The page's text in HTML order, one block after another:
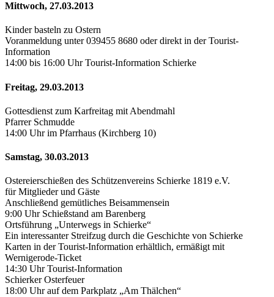
Mittwoch, 27.03.2013
Kinder basteln zu Ostern
Voranmeldung unter 039455 8680 oder direkt in der Tourist-
Information
14:00 bis 16:00 Uhr Tourist-Information Schierke
Freitag, 29.03.2013
Gottesdienst zum Karfreitag mit Abendmahl
Pfarrer Schmudde
14:00 Uhr im Pfarrhaus (Kirchberg 10)
Samstag, 30.03.2013
Ostereierschießen des Schützenvereins Schierke 1819 e.V.
für Mitglieder und Gäste
Anschließend gemütliches Beisammensein
9:00 Uhr Schießstand am Barenberg
Ortsführung „Unterwegs in Schierke“
Ein interessanter Streifzug durch die Geschichte von Schierke
Karten in der Tourist-Information erhältlich, ermäßigt mit
Wernigerode-Ticket
14:30 Uhr Tourist-Information
Schierker Osterfeuer
18:00 Uhr auf dem Parkplatz „Am Thälchen“